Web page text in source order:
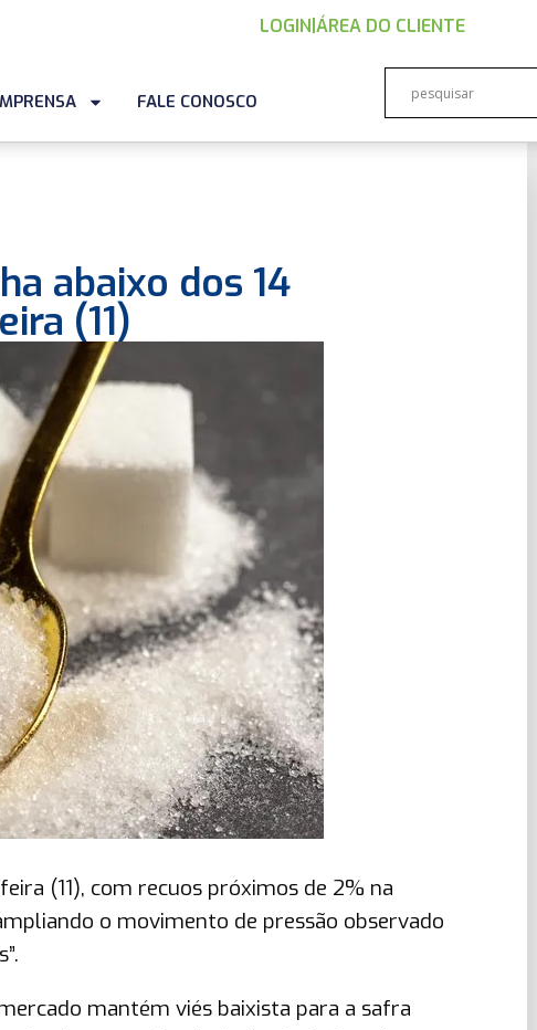
LOGIN |ÁREA DO CLIENTE
FALE CONOSCO
abaixo dos 14
(11)
(11), com recuos próximos de 2% na
o movimento de pressão observado
mantém viés baixista para a safra